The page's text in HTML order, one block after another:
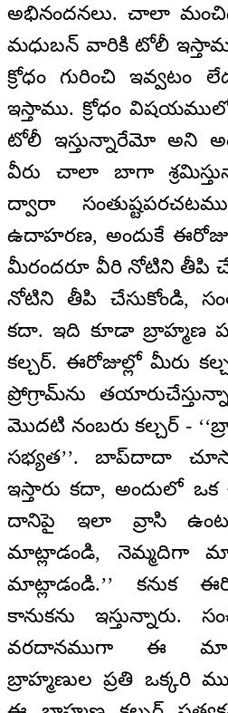
అభినందనలు. చాలా
మధుబన్ వారికి టోలీ
క్రోధం గురించి ఇవ్వటం
ఇస్తాము. క్రోధం
టోలీ ఇస్తున్నారేమో అని
వీరు చాలా బాగా
ద్వారా
ఉదాహరణ, అందుకే
మీరందరూ వీరి నోటిని తీపి
నోటిని తీపి చేసుకోండి,
కదా. ఇది కూడా బ్రాహ్మణ
కల్చర్. ఈరోజుల్లో మీరు
ప్రోగ్రామ్‌ను
మొదటి నంబరు కల్చర్ -
సభ్యత’’. బాప్‌‌దాదా
ఇస్తారు కదా, అందులో ఒక
దానిపై ఇలా వ్రాసి
మాట్లాడండి, నెమ్మదిగా
మాట్లాడండి.’’
కానుకను ఇస్తున్నారు.
వరదానముగా ఈ
బ్రాహ్మణుల ప్రతి ఒక్కరి